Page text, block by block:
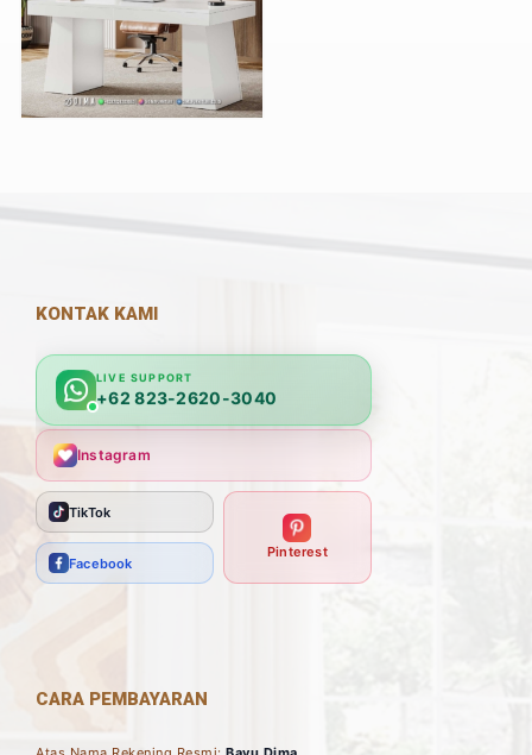
KONTAK KAMI
LIVE SUPPORT
+62 823-2620-3040
Instagram
TikTok
Facebook
Pinterest
CARA PEMBAYARAN